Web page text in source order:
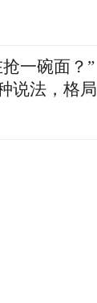
一碗面？”
说法，格局